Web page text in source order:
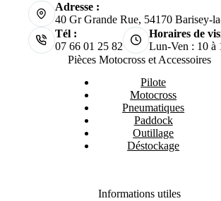
Adresse :
40 Gr Grande Rue, 54170 Barisey-
Tél :
07 66 01 25 82
Horaires de
Lun-Ven : 10 à
Pièces Motocross et Accessoires
Pilote
Motocross
Pneumatiques
Paddock
Outillage
Déstockage
Informations utiles